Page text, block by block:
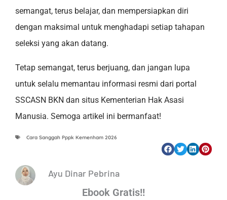
semangat, terus belajar, dan mempersiapkan diri
dengan maksimal untuk menghadapi setiap tahapan
seleksi yang akan datang.
Tetap semangat, terus berjuang, dan jangan lupa
untuk selalu memantau informasi resmi dari portal
SSCASN BKN dan situs Kementerian Hak Asasi
Manusia. Semoga artikel ini bermanfaat!
Cara Sanggah Pppk Kemenham 2026
Ayu Dinar Pebrina
Ebook Gratis!!